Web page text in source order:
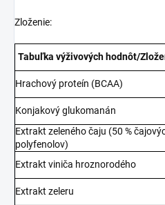
Zloženie:
Tabuľka výživových hodnôt/
Hrachový proteín (BCAA)
Konjakový glukomanán
Extrakt zeleného čaju (50 %
polyfenolov)
Extrakt viniča hroznorodého
Extrakt zeleru